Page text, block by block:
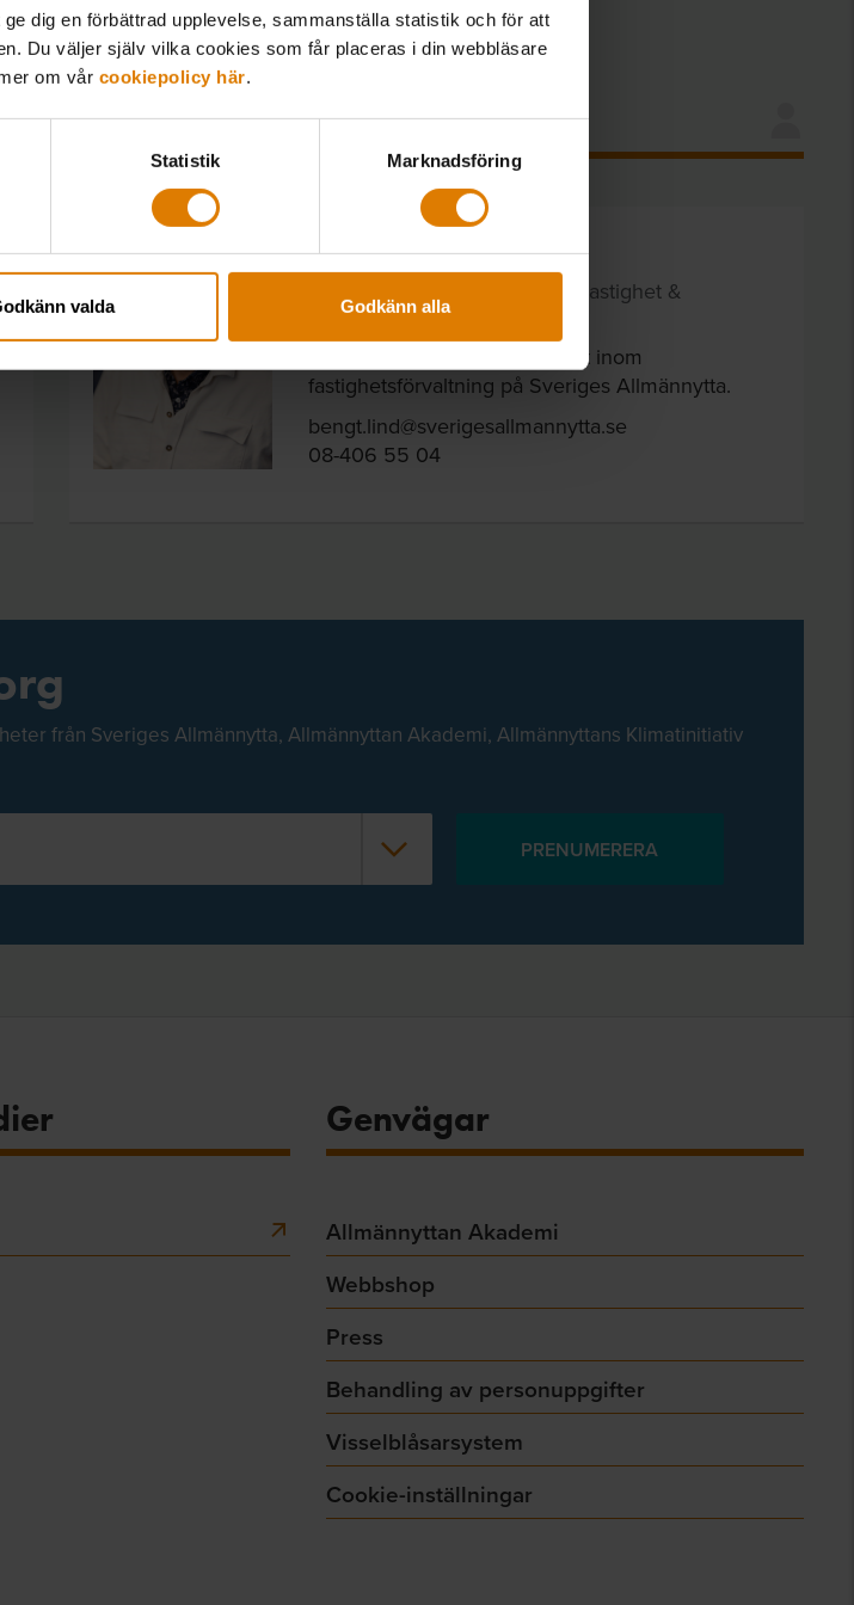
dig en förbättrad upplevelse, sammanställa statistik och för att
Du väljer själv vilka cookies som får placeras i din webbläsare
om vår cookiepolicy här.
Statistik Marknadsföring
valda Godkänn alla
Bengt Lind
Expert Fastighetsförvaltning, Fastighet &
Hållbarhet
Bengt Lind arbetar som expert inom
fastighetsförvaltning på Sveriges Allmännytta.
bengt.lind@sverigesallmannytta.se
08-406 55 04
från Sveriges Allmännytta, Allmännyttan Akademi, Allmännyttans Klimatinitiativ
Genvägar
Allmännyttan Akademi
Webbshop
Press
Behandling av personuppgifter
Visselblåsarsystem
Cookie-inställningar